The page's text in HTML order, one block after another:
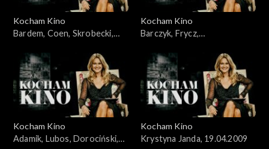
Kocham Kino
Bardem, Coen, Skrobecki,
Kocham Kino
Barczyk, Frycz,
04.11.2008
Kocham Kino
Adamik, Lubos, Dorociński,
Kocham Kino
Krystyna Janda, 19.04.2009